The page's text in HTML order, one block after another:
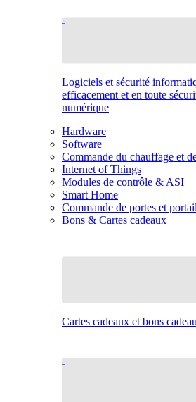
Logiciels et sécurité
efficacement et en toute
numérique
Hardware
Software
Commande du chauffage et
Internet of Things
Modules de contrôle & ASI
Smart Home
Commande de portes et
Bons & Cartes cadeaux
Cartes cadeaux et bons